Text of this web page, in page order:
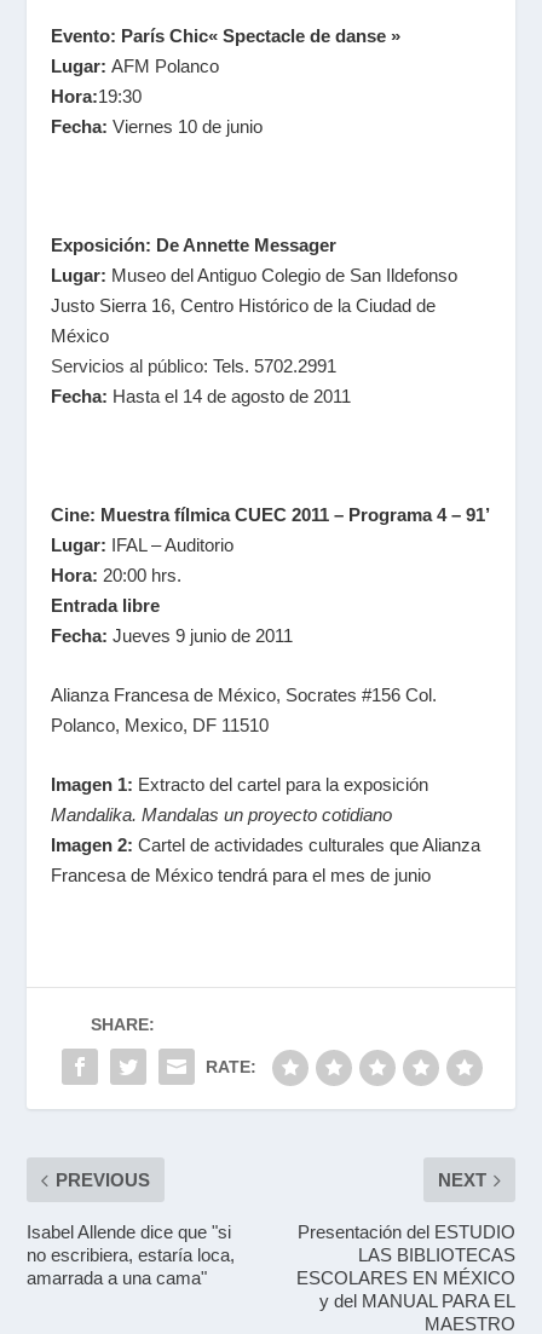
Evento: París Chic« Spectacle de danse »
Lugar:AFM Polanco
Hora:19:30
Fecha:Viernes 10 de junio
Exposición: De Annette Messager
Lugar: Museo del Antiguo Colegio de San Ildefonso
Justo Sierra 16, Centro Histórico de la Ciudad de
México
Servicios al público: Tels. 5702.2991
Fecha: Hasta el 14 de agosto de 2011
Cine: Muestra fílmica CUEC 2011 – Programa 4 – 91’
Lugar: IFAL – Auditorio
Hora: 20:00 hrs.
Entrada libre
Fecha:Jueves 9 junio de 2011
Alianza Francesa de México, Socrates #156 Col.
Polanco, Mexico, DF 11510
Imagen 1: Extracto del cartel para la exposición
Mandalika. Mandalas un proyecto cotidiano
Imagen 2: Cartel de actividades culturales que Alianza
Francesa de México tendrá para el mes de junio
SHARE:
RATE:
PREVIOUS
Isabel Allende dice que "si
no escribiera, estaría loca,
amarrada a una cama"
NEXT
Presentación del ESTUDIO
LAS BIBLIOTECAS
ESCOLARES EN MÉXICO
y del MANUAL PARA EL
MAESTRO